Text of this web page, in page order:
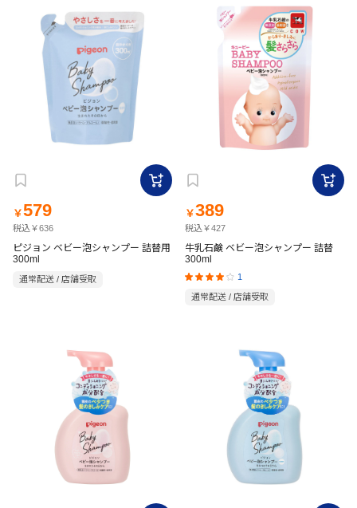
￥579
税込￥636
ピジョン ベビー泡シャンプー 詰替用
300ml
通常配送 / 店舗受取
￥389
税込￥427
牛乳石鹸 ベビー泡シャンプー 詰替
300ml
1
通常配送 / 店舗受取